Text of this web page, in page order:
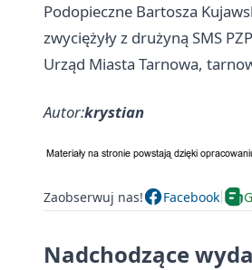
Podopieczne Bartosza
zwyciężyły z drużyną SMS
Urząd Miasta Tarnowa,
Autor:krystian
Zaobserwuj nas! Facebook
Nadchodzące